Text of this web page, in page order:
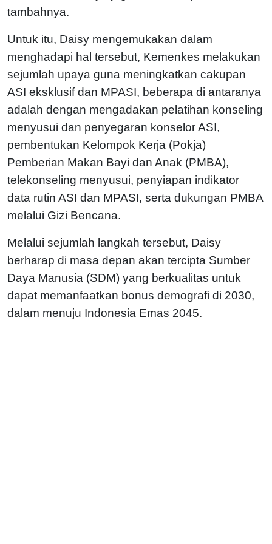
tambahnya.
Untuk itu, Daisy mengemukakan dalam
menghadapi hal tersebut, Kemenkes melakukan
sejumlah upaya guna meningkatkan cakupan
ASI eksklusif dan MPASI, beberapa di antaranya
adalah dengan mengadakan pelatihan konseling
menyusui dan penyegaran konselor ASI,
pembentukan Kelompok Kerja (Pokja)
Pemberian Makan Bayi dan Anak (PMBA),
telekonseling menyusui, penyiapan indikator
data rutin ASI dan MPASI, serta dukungan PMBA
melalui Gizi Bencana.
Melalui sejumlah langkah tersebut, Daisy
berharap di masa depan akan tercipta Sumber
Daya Manusia (SDM) yang berkualitas untuk
dapat memanfaatkan bonus demografi di 2030,
dalam menuju Indonesia Emas 2045.